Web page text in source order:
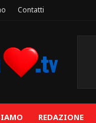
Contatti
REDAZIONE